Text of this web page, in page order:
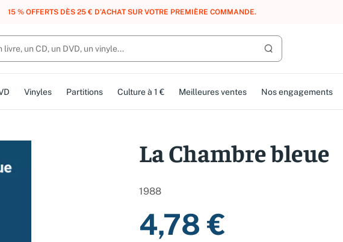
DES POINTS, DES RÉCOMPENSES :REJOIGNEZ GRATUITEMENT LE CLUB AMMAREAL.
Lancer la recherche
Vinyles Partitions Culture à 1 € Meilleures ventes Nos engagements
La Chambre bleue
1988
4,78 €